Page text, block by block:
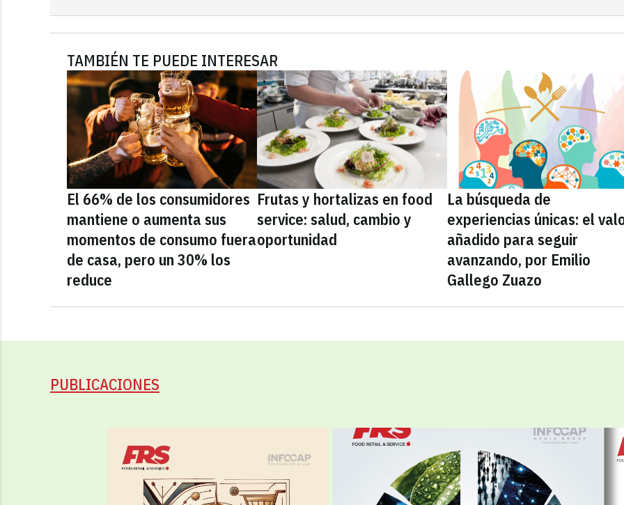
TAMBIÉN TE PUEDE INTERESAR
El 66% de los consumidores
mantiene o aumenta sus
momentos de consumo fuera
de casa, pero un 30% los
reduce
Frutas y hortalizas en food
service: salud, cambio y
oportunidad
La búsqueda de
experiencias únicas: el
añadido para seguir
avanzando, por Emilio
Gallego Zuazo
PUBLICACIONES